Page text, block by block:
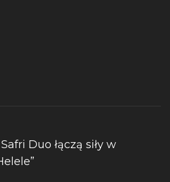
Duo łączą siły w